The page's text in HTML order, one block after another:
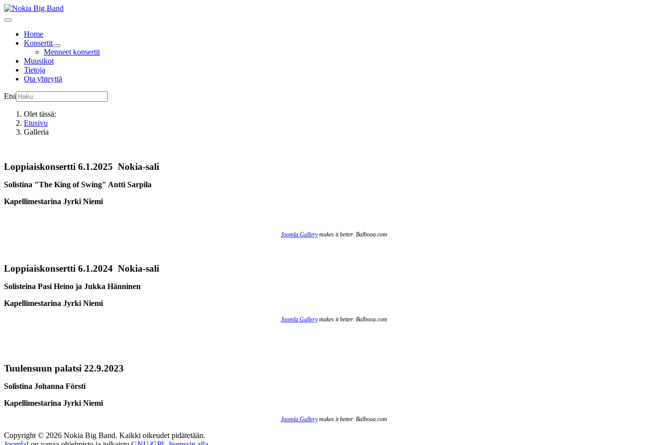
Home
Konsertit
Menneet konsertit
Muusikot
Tietoja
Ota yhteyttä
Etsi
Olet tässä:
Etusivu
Galleria
Loppiaiskonsertti 6.1.2025 Nokia-sali
Solistina "The King of Swing" Antti Sarpila
Kapellimestarina Jyrki Niemi
Joomla Gallerymakes it better. Balbooa.com
Loppiaiskonsertti 6.1.2024 Nokia-sali
Solisteina Pasi Heino ja Jukka Hänninen
Kapellimestarina Jyrki Niemi
Joomla Gallerymakes it better. Balbooa.com
Tuulensuun palatsi 22.9.2023
Solistina Johanna Försti
Kapellimestarina Jyrki Niemi
Joomla Gallerymakes it better. Balbooa.com
Copyright © 2026 Nokia Big Band. Kaikki oikeudet pidätetään.